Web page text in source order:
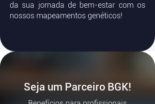
da sua jornada de bem-estar com os
nossos mapeamentos genéticos!
Seja um Parceiro BGK!